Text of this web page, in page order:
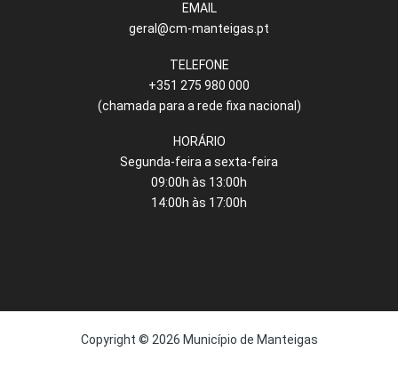
EMAIL
geral@cm-manteigas.pt
TELEFONE
+351 275 980 000
(chamada para a rede fixa nacional)
HORÁRIO
Segunda-feira a sexta-feira
09:00h às 13:00h
14:00h às 17:00h
Copyright © 2026 Município de Manteigas